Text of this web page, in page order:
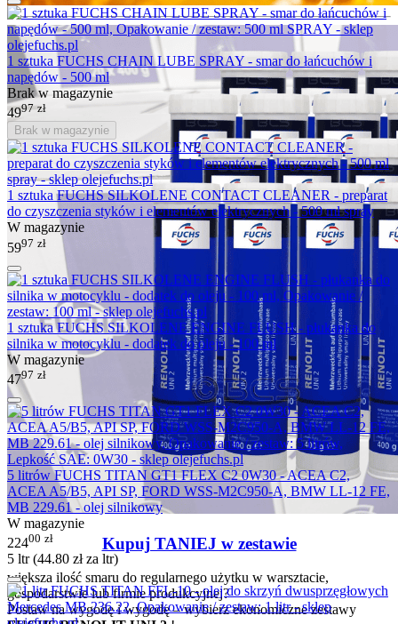
Kupuj TANIEJ w zestawie
większa ilość smaru do regularnego użytku w warsztacie,
gospodarstwie lub firmie produkcyjnej?
Postaw na wygodę i wygodę – wybierz ekonomiczne zestawy
1 sztuka FUCHS CHAIN LUBE SPRAY - smar do łańcuchów i
napędów - 500 ml
Brak w magazynie
4997 zł
Brak w magazynie
1 sztuka FUCHS SILKOLENE CONTACT CLEANER - preparat
do czyszczenia styków i elementów elektrycznych - 500 ml spray
W magazynie
5997 zł
1 sztuka FUCHS SILKOLENE ENGINE FLUSH - płukanka do
silnika w motocyklu - dodatek do oleju - 100 ml
W magazynie
4797 zł
5 litrów FUCHS TITAN GT1 FLEX C2 0W30 - ACEA C2,
ACEA A5/B5, API SP, FORD WSS-M2C950-A, BMW LL-12 FE,
MB 229.61 - olej silnikowy
W magazynie
22400 zł
5 ltr (44.80 złza ltr)